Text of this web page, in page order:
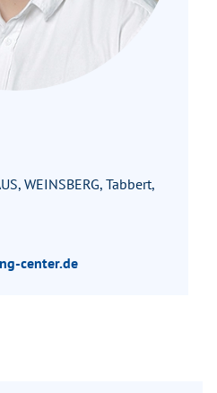
WEINSBERG, Tabbert,
center.de